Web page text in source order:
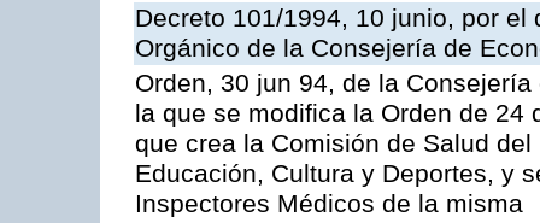
Decreto 101/1994, 10 junio, por
Orgánico de la Consejería de
Orden, 30 jun 94, de la
la que se modifica la Orden de 24
que crea la Comisión de Salud
Educación, Cultura y Deportes, y
Inspectores Médicos de la misma